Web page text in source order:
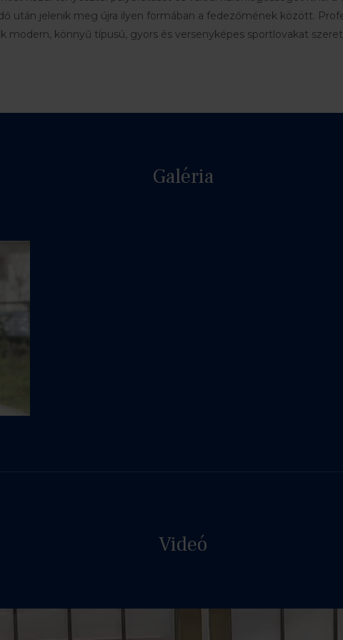
után jelenik meg újra ilyen formában a fedezőmének között.
modern, könnyű típusú, gyors és versenyképes sportlovakat
Galéria
Videó